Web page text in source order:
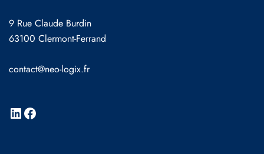
9 Rue Claude Burdin
63100 Clermont-Ferrand
contact@neo-logix.fr